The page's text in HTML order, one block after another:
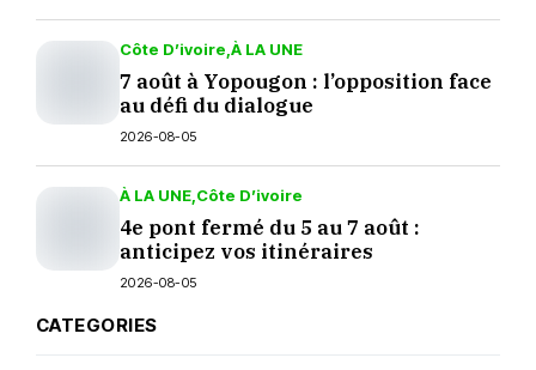
Côte D’ivoire À LA UNE
7 août à Yopougon : l’opposition face
au défi du dialogue
2026-08-05
À LA UNE Côte D’ivoire
4e pont fermé du 5 au 7 août :
anticipez vos itinéraires
2026-08-05
CATEGORIES